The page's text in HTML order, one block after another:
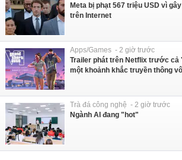
Meta bị phạt 567 triệu USD vì
trên Internet
Apps/Games - 2 giờ trước
Trailer phát trên Netflix trước cả
một khoảnh khắc truyền thông
Trà đá công nghệ - 2 giờ trước
Ngành AI đang "hot"